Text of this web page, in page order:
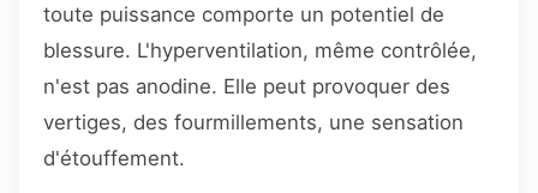
toute puissance comporte un potentiel de
blessure. L'hyperventilation, même contrôlée,
n'est pas anodine. Elle peut provoquer des
vertiges, des fourmillements, une sensation
d'étouffement.